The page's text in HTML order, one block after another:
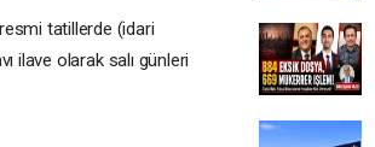
tatillerde (idari
ilave olarak salı günleri